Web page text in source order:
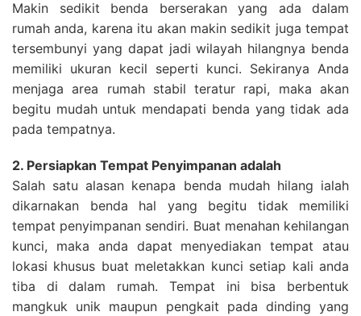
Makin sedikit benda berserakan yang ada dalam
rumah anda, karena itu akan makin sedikit juga tempat
tersembunyi yang dapat jadi wilayah hilangnya benda
memiliki ukuran kecil seperti kunci. Sekiranya Anda
menjaga area rumah stabil teratur rapi, maka akan
begitu mudah untuk mendapati benda yang tidak ada
pada tempatnya.
2. Persiapkan Tempat Penyimpanan adalah
Salah satu alasan kenapa benda mudah hilang ialah
dikarnakan benda hal yang begitu tidak memiliki
tempat penyimpanan sendiri. Buat menahan kehilangan
kunci, maka anda dapat menyediakan tempat atau
lokasi khusus buat meletakkan kunci setiap kali anda
tiba di dalam rumah. Tempat ini bisa berbentuk
mangkuk unik maupun pengkait pada dinding yang